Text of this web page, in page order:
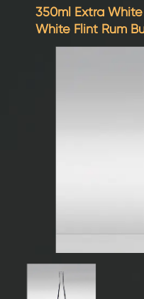
350ml Extra
White Flint Rum